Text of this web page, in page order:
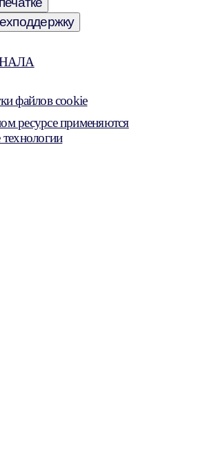
файлов cookie
ресурсе применяются